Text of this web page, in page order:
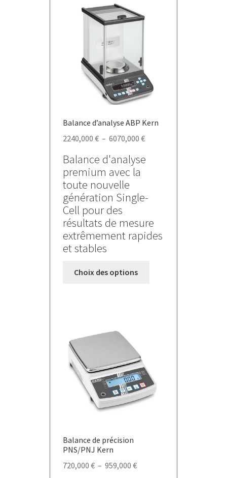
Balance d’analyse ABP Kern
2240,000 € – 6070,000 €Plage
prix :
6070,000 €
Balance d'analyse
premium avec la
toute nouvelle
génération Single-
Cell pour des
résultats de mesure
extrêmement rapides
et stables
Choix des options
choisies
sur
Balance de précision
PNS/PNJ Kern
720,000 € – 959,000 €Plage